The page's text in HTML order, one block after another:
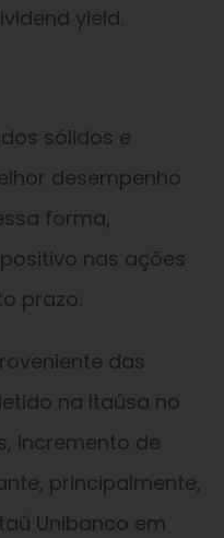
yield.
sólidos e
desempenho
forma,
nas ações
prazo.
das
na Itaúsa no
incremento de
principalmente,
Unibanco em